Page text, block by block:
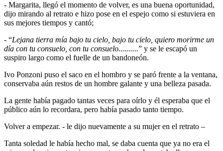
- Margarita, llegó el momento de volver, es una buena oportunidad,
dijo mirando al retrato e hizo pose en el espejo como si estuviera en
sus mejores tiempos y cantó;
- “Lejana tierra mía bajo tu cielo, bajo tu cielo, quiero morirme un
día con tu consuelo, con tu consuelo..........” y se le escapó un
suspiro largo como el fuelle de un bandoneón.
Ivo Ponzoni puso el saco en el hombro y se paró frente a la ventana,
conservaba aún restos de un hombre galante y una belleza pasada.
La gente había pagado tantas veces para oírlo y él esperaba que el
público aún lo recordara, pero había pasado tanto tiempo.
Volver a empezar. - le dijo nuevamente a su mujer en el retrato –
Tanta soledad le había hecho mal, se daba cuenta que ya no era el